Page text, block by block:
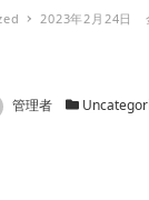
2023年2月24日
管理者 カテゴリー